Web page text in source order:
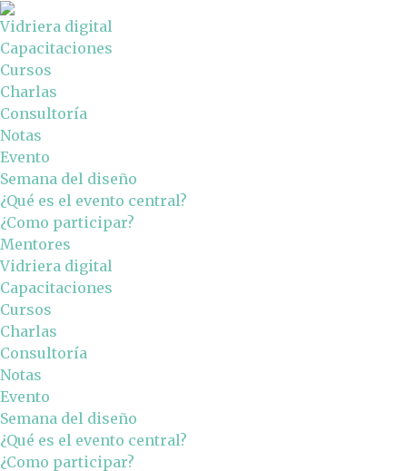
Vidriera digital
Capacitaciones
Cursos
Charlas
Consultoría
Notas
Evento
Semana del diseño
¿Qué es el evento central?
¿Como participar?
Mentores
Vidriera digital
Capacitaciones
Cursos
Charlas
Consultoría
Notas
Evento
Semana del diseño
¿Qué es el evento central?
¿Como participar?